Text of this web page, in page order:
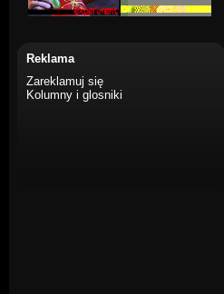
Reklama
Zareklamuj się
Kolumny i glosniki